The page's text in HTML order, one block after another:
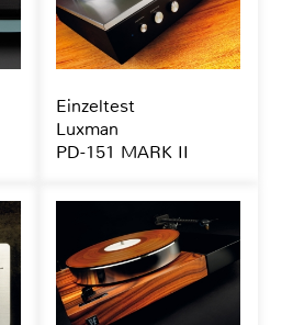
Einzeltest
Luxman
PD-151 MARK II